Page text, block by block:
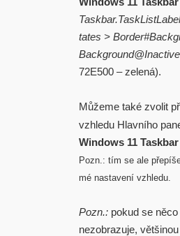
tates >
72E500 – zelená).
Můžeme také zvolit
vzhledu Hlavního
Windows 11
Pozn.: tím se ale
mé nastavení vzhledu.
Pozn.:pokud se něco
nezobrazuje,